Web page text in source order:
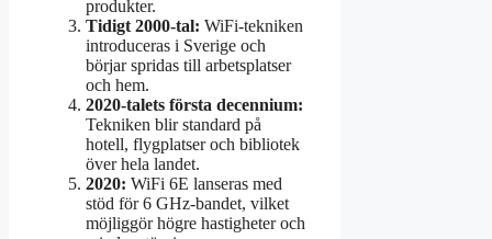
produkter.
Tidigt 2000-tal: WiFi-tekniken
introduceras i Sverige och
börjar spridas till arbetsplatser
och hem.
2020-talets första decennium:
Tekniken blir standard på
hotell, flygplatser och bibliotek
över hela landet.
2020: WiFi 6E lanseras med
stöd för 6 GHz-bandet, vilket
möjliggör högre hastigheter och